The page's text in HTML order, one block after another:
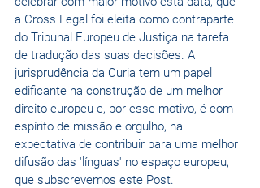
a Cross Legal foi eleita como contraparte
do Tribunal Europeu de Justiça na tarefa
de tradução das suas decisões. A
jurisprudência da Curia tem um papel
edificante na construção de um melhor
direito europeu e, por esse motivo, é com
espírito de missão e orgulho, na
expectativa de contribuir para uma melhor
difusão das 'línguas' no espaço europeu,
que subscrevemos este Post.